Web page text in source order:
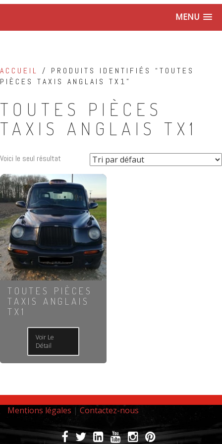
MENU
ACCUEIL / PRODUITS IDENTIFIÉS “TOUTES
PIÈCES TAXIS ANGLAIS TX1”
TOUTES PIÈCES
TAXIS ANGLAIS TX1
Voici le seul résultat
TOUTES PIÈCES
TAXIS ANGLAIS
TX1
Voir Le
Détail
Mentions légales | Contactez-nous